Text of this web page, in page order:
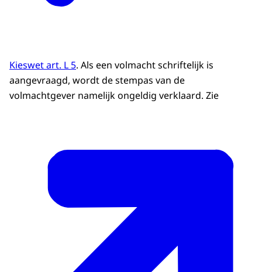
Kieswet art. L 5. Als een volmacht schriftelijk is
aangevraagd, wordt de stempas van de
volmachtgever namelijk ongeldig verklaard. Zie